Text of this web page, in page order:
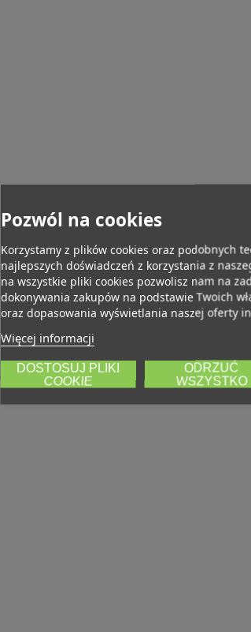
Pozwól na cookies
Korzystamy z plików cookies oraz podobnych
najlepszych doświadczeń z korzystania z
na wszystkie pliki cookies pozwolisz nam na
dokonywania zakupów na podstawie Twoich
oraz dopasowania wyświetlania naszej oferty
Więcej informacji
DOSTOSUJ PLIKI
COOKIE
ODRZUĆ
WSZYSTKO